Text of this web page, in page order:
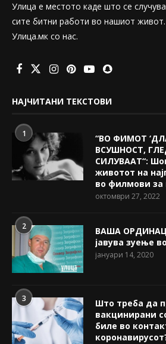
Улица е местото каде што се
сите битни работи во нашиот
Улица.мк со нас.
НАЈЧИТАНИ ТЕКСТОВИ
1
“ВО ФИМОТ
ВСУШНОСТ,
СИЛУВААТ“:
животот на
во филмови
октомври 27, 2022
2
ВАША
јавува зуење
јануари 14, 2020
3
Што треба да
вакцинирани
биле во